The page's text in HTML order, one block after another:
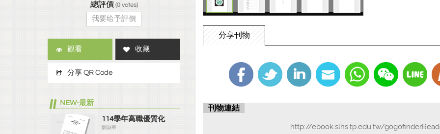
分享刊物
刊物連結
http://ebook.slhs.tp.edu.tw/
總評價 (0votes)
我要给予評價
觀看 收藏
分享 QR Code
NEW-最新
114學年高職優質化
劉淑華